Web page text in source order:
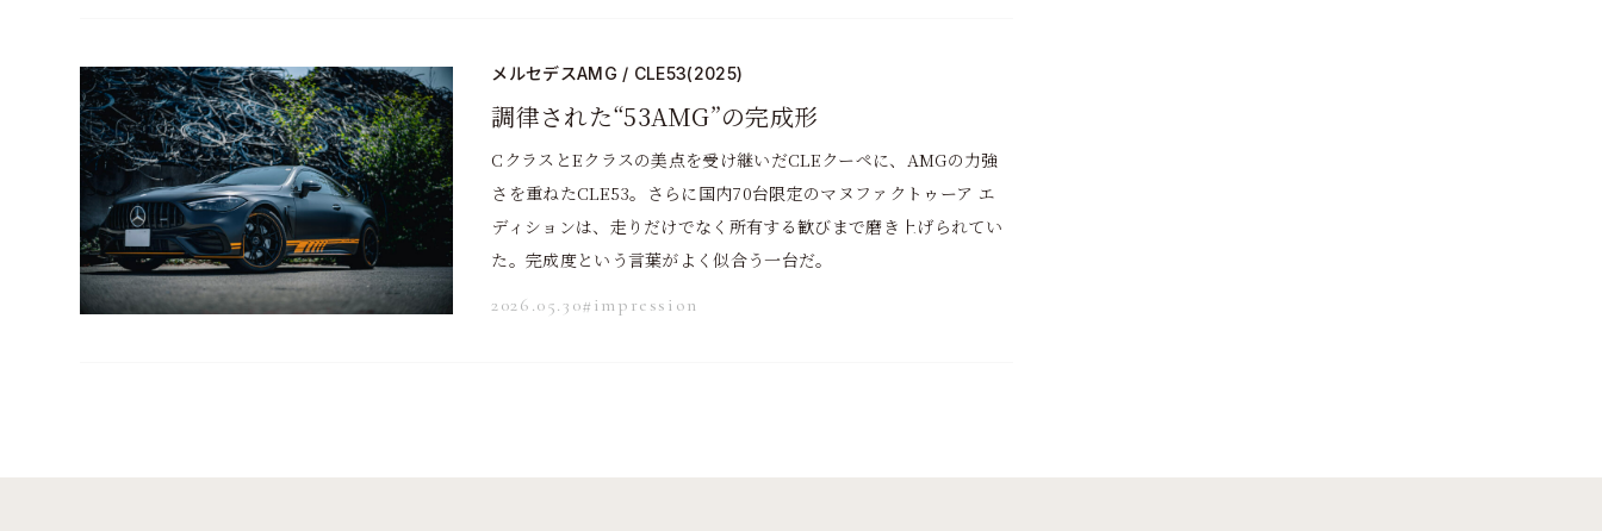
メルセデスAMG / CLE53(2025)
調律された“53AMG”の完成形
CクラスとEクラスの美点を受け継いだCLEクーペに、AMGの力強
さを重ねたCLE53。さらに国内70台限定のマヌファクトゥーア エ
ディションは、走りだけでなく所有する歓びまで磨き上げられてい
た。完成度という言葉がよく似合う一台だ。
2026.05.30#impression